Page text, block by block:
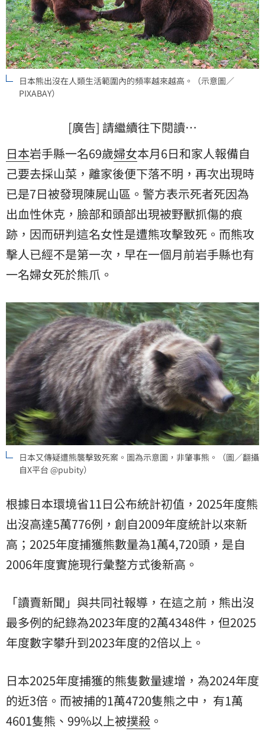
日本熊出沒在人類生活範圍內的頻率越來越高。（示意圖／
PIXABAY）
[廣告] 請繼續往下閱讀…
日本岩手縣一名69歲婦女本月6日和家人報備自
己要去採山菜，離家後便下落不明，再次出現時
已是7日被發現陳屍山區。警方表示死者死因為
出血性休克，臉部和頭部出現被野獸抓傷的痕
跡，因而研判這名女性是遭熊攻擊致死。而熊攻
擊人已經不是第一次，早在一個月前岩手縣也有
一名婦女死於熊爪。
日本又傳疑遭熊襲擊致死案。圖為示意圖，非肇事熊。（圖／翻攝
自X平台 @pubity）
根據日本環境省11日公布統計初值，2025年度熊
出沒高達5萬776例，創自2009年度統計以來新
高；2025年度捕獲熊數量為1萬4,720頭，是自
2006年度實施現行彙整方式後新高。
「讀賣新聞」與共同社報導，在這之前，熊出沒
最多例的紀錄為2023年度的2萬4348件，但2025
年度數字攀升到2023年度的2倍以上。
日本2025年度捕獲的熊隻數量遽增，為2024年度
的近3倍。而被捕的1萬4720隻熊之中， 有1萬
4601隻熊、99%以上被撲殺 。